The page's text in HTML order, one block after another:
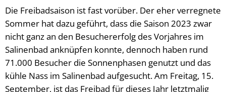
Die Freibadsaison ist fast vorüber. Der eher verregnete
Sommer hat dazu geführt, dass die Saison 2023 zwar
nicht ganz an den Besuchererfolg des Vorjahres im
Salinenbad anknüpfen konnte, dennoch haben rund
71.000 Besucher die Sonnenphasen genutzt und das
kühle Nass im Salinenbad aufgesucht. Am Freitag, 15.
September, ist das Freibad für dieses Jahr letztmalig